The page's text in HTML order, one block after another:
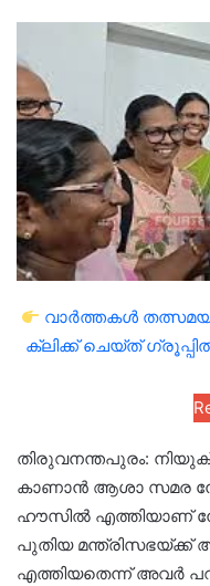
email
വാർത്തകൾ
ക്ലിക്ക് ചെയ്ത്
തിരുവനന്തപുരം:
കാണാൻ ആശാ സമര
ഹൗസിൽ എത്തിയാണ്
പുതിയ മന്ത്രിസഭയ്ക്ക്
എത്തിയതെന്ന് അവർ